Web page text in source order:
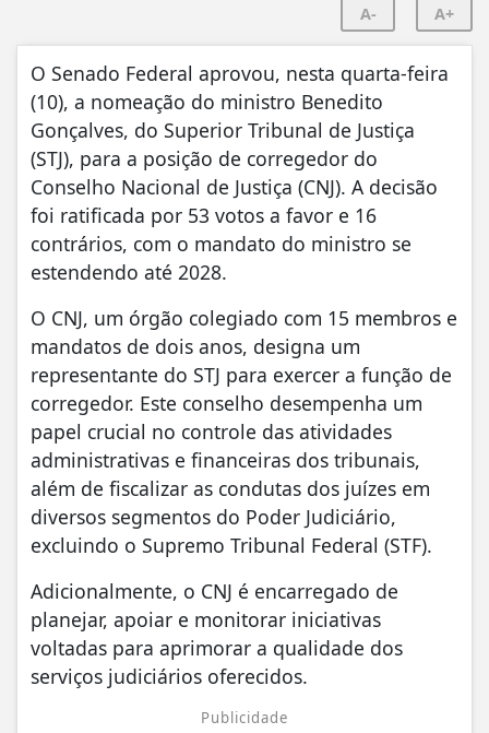
A- A+
O Senado Federal aprovou, nesta quarta-feira
(10), a nomeação do ministro Benedito
Gonçalves, do Superior Tribunal de Justiça
(STJ), para a posição de corregedor do
Conselho Nacional de Justiça (CNJ). A decisão
foi ratificada por 53 votos a favor e 16
contrários, com o mandato do ministro se
estendendo até 2028.
O CNJ, um órgão colegiado com 15 membros e
mandatos de dois anos, designa um
representante do STJ para exercer a função de
corregedor. Este conselho desempenha um
papel crucial no controle das atividades
administrativas e financeiras dos tribunais,
além de fiscalizar as condutas dos juízes em
diversos segmentos do Poder Judiciário,
excluindo o Supremo Tribunal Federal (STF).
Adicionalmente, o CNJ é encarregado de
planejar, apoiar e monitorar iniciativas
voltadas para aprimorar a qualidade dos
serviços judiciários oferecidos.
Publicidade